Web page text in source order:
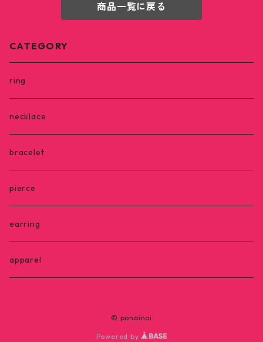
商品一覧に戻る
CATEGORY
ring
necklace
bracelet
pierce
earring
apparel
© ponoinoi
Powered by